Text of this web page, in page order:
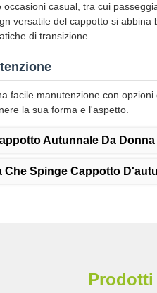
occasioni casual, tra cui
versatile del cappotto si
di transizione.
facile manutenzione con
la sua forma e l'aspetto.
Autunnale Da
Che Spinge Cappotto
Prodotti